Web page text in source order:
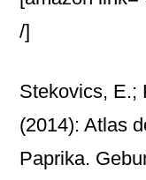
/]
Stekovics, E.;
(2014): Atlas
Paprika.